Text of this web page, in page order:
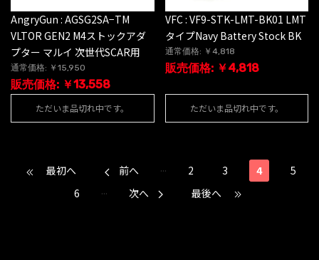
AngryGun : AGSG2SA−TM
VLTOR GEN2 M4ストックアダ
プター マルイ 次世代SCAR用
通常価格: ￥15,950
販売価格: ￥13,558
ただいま品切れ中です。
VFC : VF9-STK-LMT-BK01 LMT
タイプNavy Battery Stock BK
通常価格: ￥4,818
販売価格: ￥4,818
ただいま品切れ中です。
最初へ 前へ ... 2 3 4
5
6
... 次へ 最後へ